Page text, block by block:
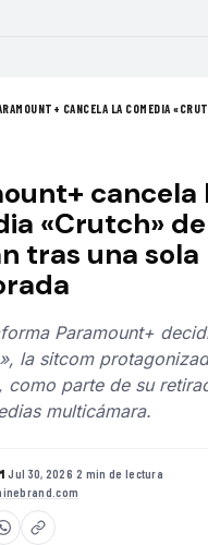
CANCELA LA COMEDIA
cancela
«Crutch»
tras una sola
Paramount+
la sitcom
como parte de su
multicámara.
·Jul 30, 2026·2 min de lectura·